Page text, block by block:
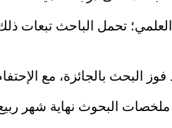
العلمي؛ تحمل الباحث تبعات
البحث بالجائزة، مع